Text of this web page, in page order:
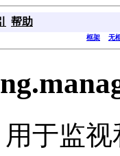
帮助
框架 无
于监视